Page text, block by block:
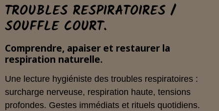
TROUBLES RESPIRATOIRES /
SOUFFLE COURT.
Comprendre, apaiser et restaurer la
respiration naturelle.
Une lecture hygiéniste des troubles respiratoires :
surcharge nerveuse, respiration haute, tensions
profondes. Gestes immédiats et rituels quotidiens.